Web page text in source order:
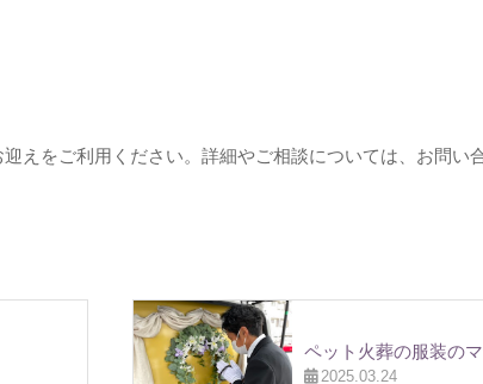
えをご利用ください。詳細やご相談については、お問い
ペット火葬の服装の
2025.03.24